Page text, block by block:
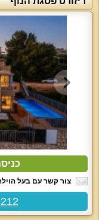
צור קשר עם בעל
055-